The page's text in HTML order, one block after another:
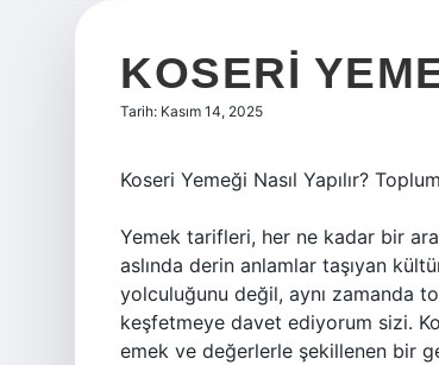
KOSERI
Tarih: Kasım 14, 2025
Koseri Yemeği Nasıl Yapılır?
Yemek tarifleri, her ne kadar bir
aslında derin anlamlar taşıyan
yolculuğunu değil, aynı zamanda
keşfetmeye davet ediyorum sizi.
emek ve değerlerle şekillenen bir